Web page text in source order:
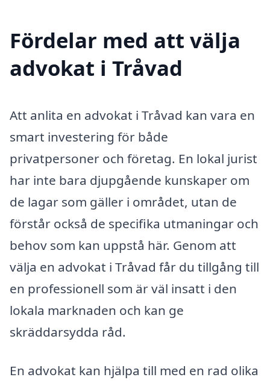
Fördelar med att välja
advokat i Tråvad
Att anlita en advokat i Tråvad kan vara en
smart investering för både
privatpersoner och företag. En lokal jurist
har inte bara djupgående kunskaper om
de lagar som gäller i området, utan de
förstår också de specifika utmaningar och
behov som kan uppstå här. Genom att
välja en advokat i Tråvad får du tillgång till
en professionell som är väl insatt i den
lokala marknaden och kan ge
skräddarsydda råd.
En advokat kan hjälpa till med en rad olika